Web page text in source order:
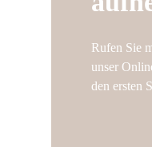
Rufen Sie
unser
den ersten